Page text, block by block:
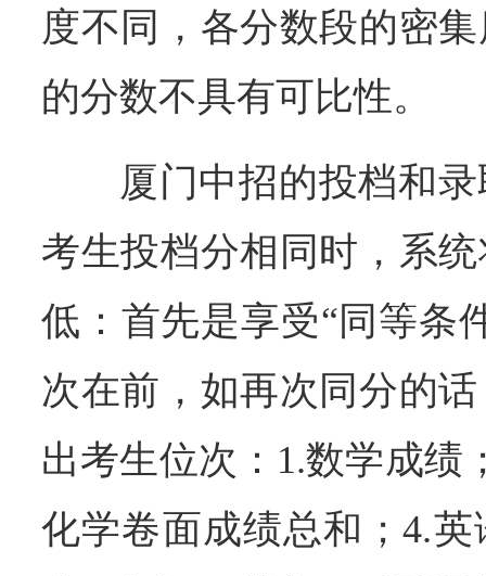
度不同，各分数段的密
的分数不具有可比性。
厦门中招的投档和
考生投档分相同时，系
低：首先是享受“同等条
次在前，如再次同分的
出考生位次：1.数学成绩
化学卷面成绩总和；4.